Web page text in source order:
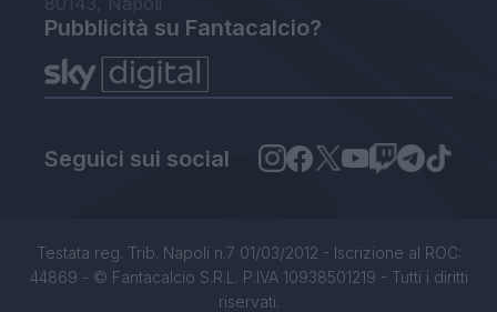
Pubblicità su Fantacalcio?
Seguici sui social
Testata reg. Trib. Napoli n.7 01/03/2012 - Iscrizione al ROC:
44869 - © Fantacalcio S.R.L. P.IVA 10938501219 - Tutti i diritti
riservati.